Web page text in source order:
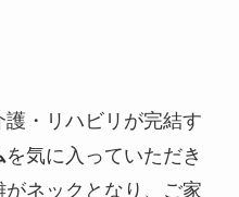
・リハビリが完結す
を気に入っていただき
ネックとなり、ご家